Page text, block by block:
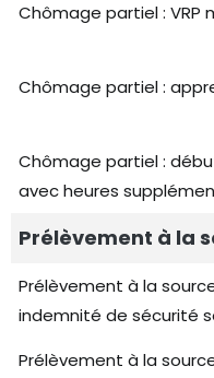
Chômage partiel : VRP
Chômage partiel :
Chômage partiel :
avec heures
Prélèvement à la
Prélèvement à la
indemnité de sécurité
Prélèvement à la